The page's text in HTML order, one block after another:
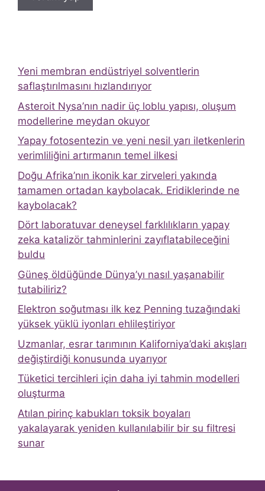
Yeni membran endüstriyel solventlerin
saflaştırılmasını hızlandırıyor
Asteroit Nysa’nın nadir üç loblu yapısı, oluşum
modellerine meydan okuyor
Yapay fotosentezin ve yeni nesil yarı iletkenlerin
verimliliğini artırmanın temel ilkesi
Doğu Afrika’nın ikonik kar zirveleri yakında
tamamen ortadan kaybolacak. Eridiklerinde ne
kaybolacak?
Dört laboratuvar deneysel farklılıkların yapay
zeka katalizör tahminlerini zayıflatabileceğini
buldu
Güneş öldüğünde Dünya’yı nasıl yaşanabilir
tutabiliriz?
Elektron soğutması ilk kez Penning tuzağındaki
yüksek yüklü iyonları ehlileştiriyor
Uzmanlar, esrar tarımının Kaliforniya’daki akışları
değiştirdiği konusunda uyarıyor
Tüketici tercihleri ​​için daha iyi tahmin modelleri
oluşturma
Atılan pirinç kabukları toksik boyaları
yakalayarak yeniden kullanılabilir bir su filtresi
sunar